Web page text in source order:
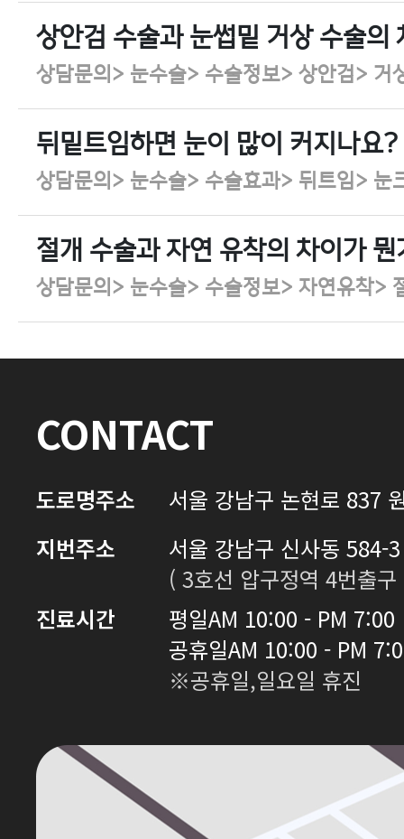
상안검 수술과 눈썹밑 거상 수술의
상담문의> 눈수술> 수술정보> 상안검> 거
뒤밑트임하면 눈이 많이 커지나요?
상담문의> 눈수술> 수술효과> 뒤트임> 눈
절개 수술과 자연 유착의 차이가
상담문의> 눈수술> 수술정보> 자연유착>
CONTACT
도로명주소
서울 강남구 논현로 837
지번주소
서울 강남구 신사동 584-
( 3호선 압구정역 4번출
진료시간
평일AM 10:00 - PM 7:00
공휴일AM 10:00 - PM
※공휴일,일요일 휴진